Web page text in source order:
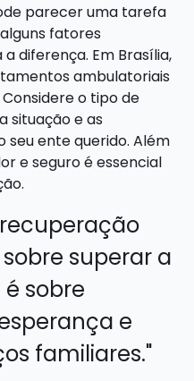
parecer uma tarefa
fatores
diferença. Em Brasília,
ambulatoriais
o tipo de
situação e as
seu ente querido. Além
e seguro é essencial
superar a
sobre
e
familiares."